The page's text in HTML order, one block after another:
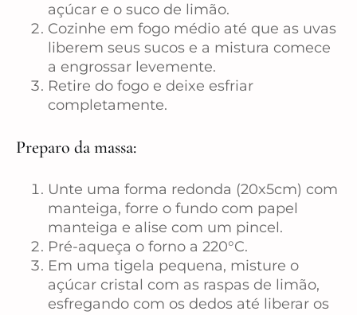
açúcar e o suco de limão.
Cozinhe em fogo médio até que as uvas
liberem seus sucos e a mistura comece
a engrossar levemente.
Retire do fogo e deixe esfriar
completamente.
Preparo da massa:
Unte uma forma redonda (20x5cm) com
manteiga, forre o fundo com papel
manteiga e alise com um pincel.
Pré-aqueça o forno a 220°C.
Em uma tigela pequena, misture o
açúcar cristal com as raspas de limão,
esfregando com os dedos até liberar os